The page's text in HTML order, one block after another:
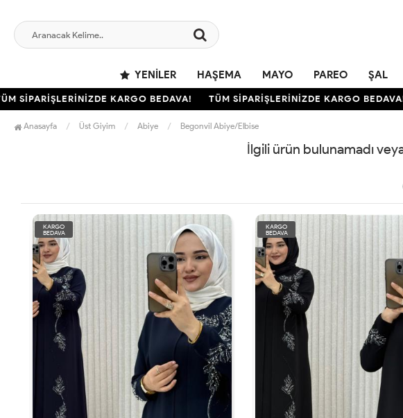
YENILER HAŞEMA MAYO PAREO ŞAL
SİPARİŞLERİNİZDE KARGO BEDAVA! TÜM SİPARİŞLERİNİZDE KARGO BEDAVA!
Anasayfa Üst Giyim Abiye Begonvil Abiye/Elbise
İlgili ürün bulunamadı
KARGO
BEDAVA
KARGO
BEDAVA